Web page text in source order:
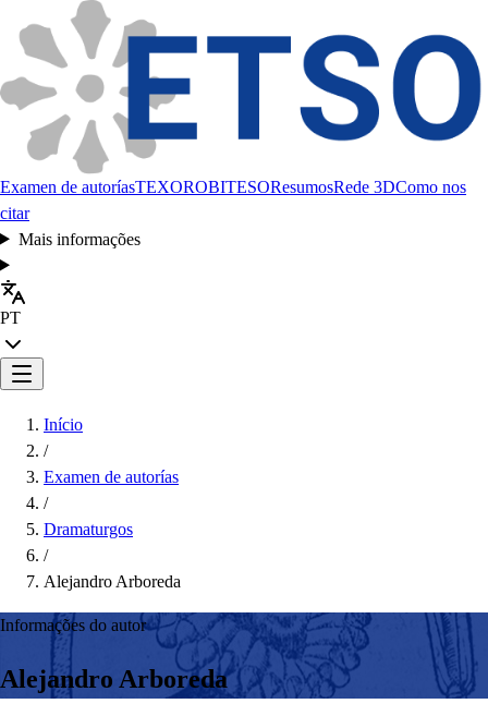
Examen de autoríasTEXOROBITESOResumosRede 3DComo nos
citar
Mais informações
PT
Início
/
Examen de autorías
/
Dramaturgos
/
Alejandro Arboreda
Informações do autor
Alejandro Arboreda